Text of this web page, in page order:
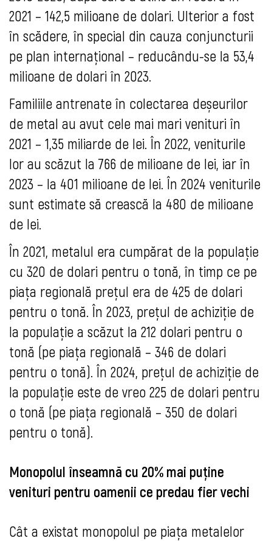
2021 – 142,5 milioane de dolari. Ulterior a fost
în scădere, în special din cauza conjuncturii
pe plan internațional – reducându-se la 53,4
milioane de dolari în 2023.
Familiile antrenate în colectarea deșeurilor
de metal au avut cele mai mari venituri în
2021 – 1,35 miliarde de lei. În 2022, veniturile
lor au scăzut la 766 de milioane de lei, iar în
2023 – la 401 milioane de lei. În 2024 veniturile
sunt estimate să crească la 480 de milioane
de lei.
În 2021, metalul era cumpărat de la populație
cu 320 de dolari pentru o tonă, în timp ce pe
piața regională prețul era de 425 de dolari
pentru o tonă. În 2023, prețul de achiziție de
la populație a scăzut la 212 dolari pentru o
tonă (pe piața regională – 346 de dolari
pentru o tonă). În 2024, prețul de achiziție de
la populație este de vreo 225 de dolari pentru
o tonă (pe piața regională – 350 de dolari
pentru o tonă).
Monopolul înseamnă cu 20% mai puține
venituri pentru oamenii ce predau fier vechi
Cât a existat monopolul pe piața metalelor